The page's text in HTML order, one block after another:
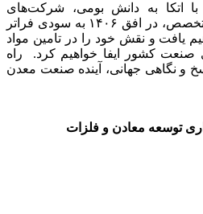
اتکا به دانش بومی، شرکت‌های
دانش‌بنیان و نیروی انسانی متخصص، در افق ۱۴۰۶ به سودی فراتر
یافت و نقش خود را در تامین مواد
صنعت کشور ایفا خواهیم کرد. راه
و نگاهی جهانی، آینده صنعت معدن
توسعه معادن و فلزات